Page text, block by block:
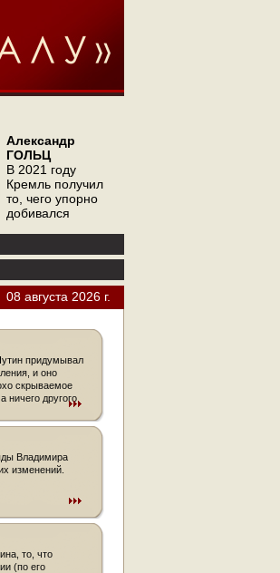
Александр
ГОЛЬЦ
В 2021 году
Кремль получил
то, чего упорно
добивался
08 августа 2026 г.
придумывал
и оно
скрываемое
ничего другого
Владимира
изменений.
то, что
(по его